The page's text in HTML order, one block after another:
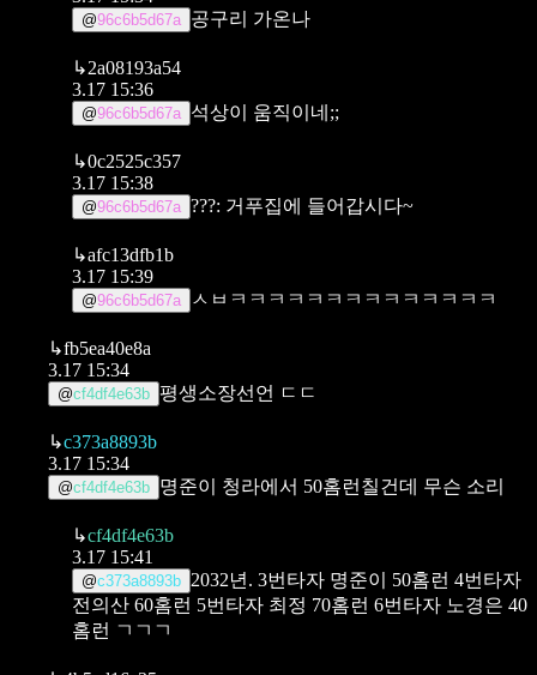
@96c6b5d67a 공구리 가온나
↳2a08193a54
3.17 15:36
@96c6b5d67a 석상이 움직이네;;
↳0c2525c357
3.17 15:38
@96c6b5d67a ???: 거푸집에 들어갑시다~
↳afc13dfb1b
3.17 15:39
@96c6b5d67a ㅅㅂㅋㅋㅋㅋㅋㅋㅋㅋㅋㅋㅋㅋㅋㅋ
↳fb5ea40e8a
3.17 15:34
@cf4df4e63b 평생소장선언 ㄷㄷ
↳c373a8893b
3.17 15:34
@cf4df4e63b 명준이 청라에서 50홈런칠건데 무슨 소리
↳cf4df4e63b
3.17 15:41
@c373a8893b 2032년. 3번타자 명준이 50홈런 4번타자
전의산 60홈런 5번타자 최정 70홈런 6번타자 노경은 40
홈런 ㄱㄱㄱ